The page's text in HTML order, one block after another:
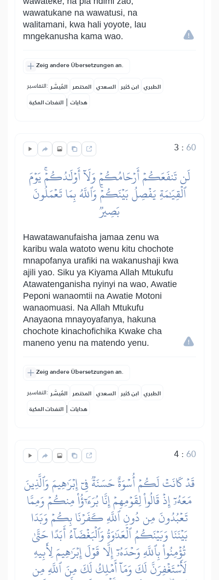
wawatukane na wawatusi, na
walitamani, kwa hali yoyote, lau
mngekanusha kama wao.
Zeig andere Übersetzungen an.
التفاسير: المُيسَّر المختصر السعدي ابن كثير الطبري
النفحات المكية | هدايات
3 :60
لَن تَنفَعَكُمۡ أَرۡحَامُكُمۡ وَلَآ أَوۡلَٰدُكُمۡۚ يَوۡمَ
ٱلۡقِيَٰمَةِ يَفۡصِلُ بَيۡنَكُمۡۚ وَٱللَّهُ بِمَا تَعۡمَلُونَ
بَصِيرٞ
Hawatawanufaisha jamaa zenu wa
karibu wala watoto wenu kitu chochote
mnapofanya urafiki na wakanushaji kwa
ajili yao. Siku ya Kiyama Allah Mtukufu
Atawatenganisha nyinyi na wao, Awatie
Peponi wanaomtii na Awatie Motoni
wanaomuasi. Na Allah Mtukufu
Anayaona mnayoyafanya, hakuna
chochote kinachofichika Kwake cha
maneno yenu na matendo yenu.
Zeig andere Übersetzungen an.
التفاسير: المُيسَّر المختصر السعدي ابن كثير الطبري
النفحات المكية | هدايات
4:60
قَدۡ كَانَتۡ لَكُمۡ أُسۡوَةٌ حَسَنَةٞ فِيٓ إِبۡرَٰهِيمَ وَٱلَّذِينَ
مَعَهُۥٓ إِذۡ قَالُواْ لِقَوۡمِهِمۡ إِنَّا بُرَءَٰٓؤُاْ مِنكُمۡ وَمِمَّا
تَعۡبُدُونَ مِن دُونِ ٱللَّهِ كَفَرۡنَا بِكُمۡ وَبَدَا
بَيۡنَنَا وَبَيۡنَكُمُ ٱلۡعَدَٰوَةُ وَٱلۡبَغۡضَآءُ أَبَدًا حَتَّىٰ
تُؤۡمِنُواْ بِٱللَّهِ وَحۡدَهُۥٓ إِلَّا قَوۡلَ إِبۡرَٰهِيمَ لِأَبِيهِ
لَأَسۡتَغۡفِرَنَّ لَكَ وَمَآ أَمۡلِكُ لَكَ مِنَ ٱللَّهِ مِن